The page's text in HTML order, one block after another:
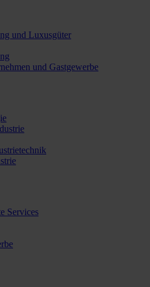
und Luxusgüter
und Gastgewerbe
Services